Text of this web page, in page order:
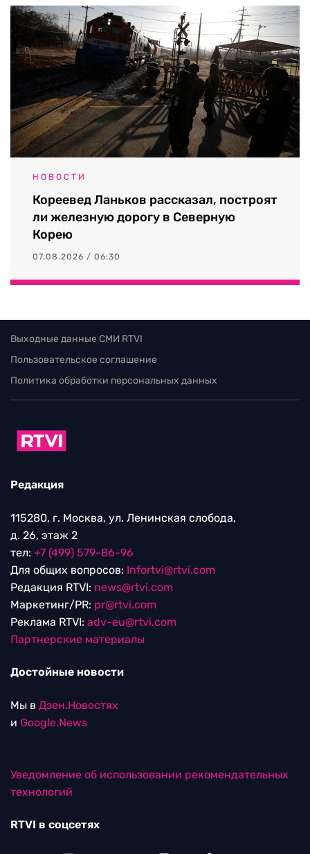
НОВОСТИ
Кореевед Ланьков рассказал, построят
ли железную дорогу в Северную
Корею
07.08.2026 / 06:30
Выходные данные СМИ RTVI
Пользовательское соглашение
Политика обработки персональных данных
Редакция
115280, г. Москва, ул. Ленинская слобода,
д. 26, этаж 2
тел: +7 (499) 579-86-96
Для общих вопросов: Infortvi@rtvi.com
Редакция RTVI: news@rtvi.com
Маркетинг/PR: pr@rtvi.com
Реклама RTVI: adv-eu@rtvi.com
Партнерские материалы
Достойные новости
Мы в Дзен.Новостях
и Google.News
Уведомление об использовании рекомендательных
технологий
RTVI в соцсетях